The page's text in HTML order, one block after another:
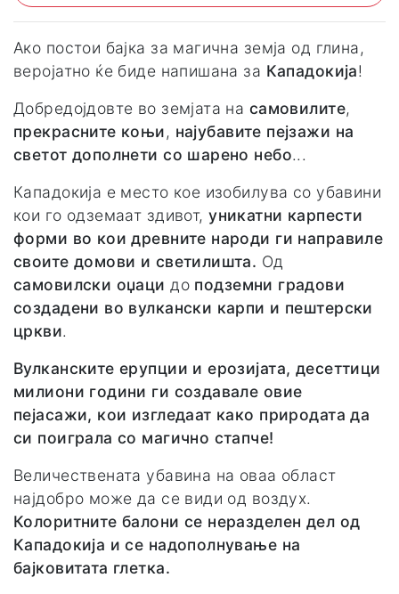
Aко постои бајка за магична земја од глина,
веројатно ќе биде напишана за Кападокија!
Добредојдовте во земјата на самовилите,
прекрасните коњи, најубавите пејзажи на
светот дополнети со шарено небо...
Кападокија е место кое изобилува со убавини
кои го одземаат здивот,уникатни карпести
форми во кои древните народи ги направиле
своите домови и светилишта. Од
самовилски оџаци до подземни градови
создадени во вулкански карпи и пештерски
цркви.
Вулканските ерупции и ерозијата, десеттици
милиони години ги создавале овие
пејасажи, кои изгледаат како природата да
си поиграла со магично стапче!
Величествената убавина на оваа област
најдобро може да се види од воздух.
Колоритните балони се неразделен дел од
Кападокија и се надополнување на
бајковитата глетка.